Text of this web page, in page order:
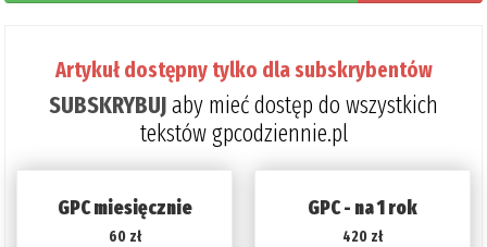
Artykuł dostępny tylko dla subskrybentów
SUBSKRYBUJaby mieć dostęp do wszystkich
tekstów gpcodziennie.pl
GPC miesięcznie
60 zł
GPC - na 1 rok
420 zł